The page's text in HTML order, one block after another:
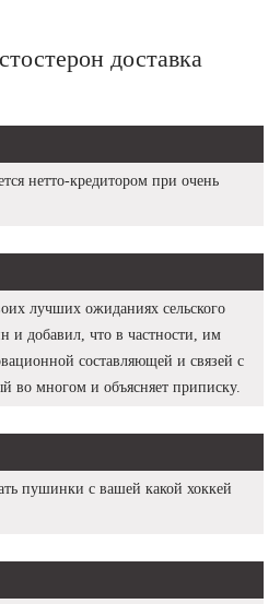
доставка
нетто-кредитором при очень
лучших ожиданиях сельского
и добавил, что в частности, им
составляющей и связей с
во многом и объясняет приписку.
пушинки с вашей какой хоккей